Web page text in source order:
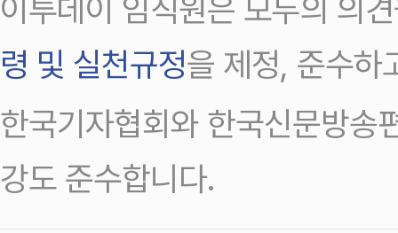
이투데이 임직원은 모두의 의
령 및 실천규정을 제정, 준수하
한국기자협회와 한국신문방송
강도 준수합니다.